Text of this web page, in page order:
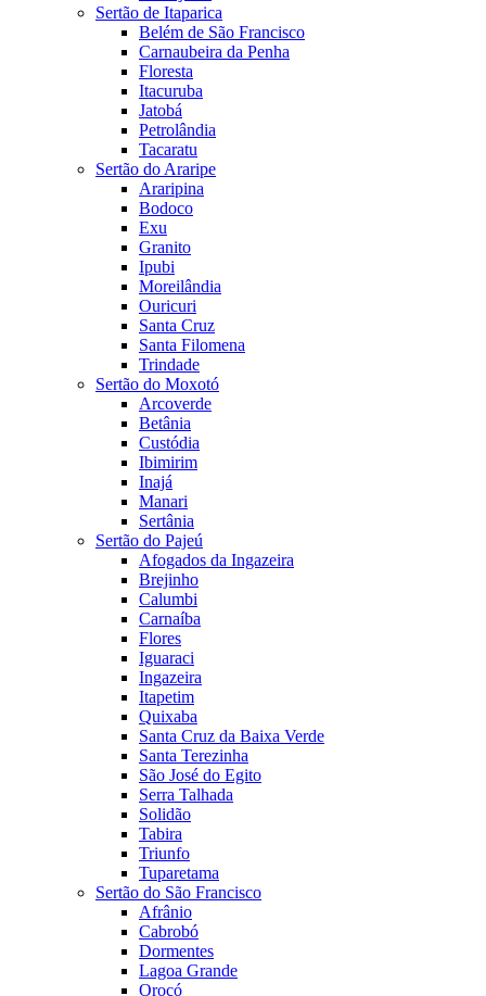
Sertão de Itaparica
Belém de São Francisco
Carnaubeira da Penha
Floresta
Itacuruba
Jatobá
Petrolândia
Tacaratu
Sertão do Araripe
Araripina
Bodoco
Exu
Granito
Ipubi
Moreilândia
Ouricuri
Santa Cruz
Santa Filomena
Trindade
Sertão do Moxotó
Arcoverde
Betânia
Custódia
Ibimirim
Inajá
Manari
Sertânia
Sertão do Pajeú
Afogados da Ingazeira
Brejinho
Calumbi
Carnaíba
Flores
Iguaraci
Ingazeira
Itapetim
Quixaba
Santa Cruz da Baixa Verde
Santa Terezinha
São José do Egito
Serra Talhada
Solidão
Tabira
Triunfo
Tuparetama
Sertão do São Francisco
Afrânio
Cabrobó
Dormentes
Lagoa Grande
Orocó